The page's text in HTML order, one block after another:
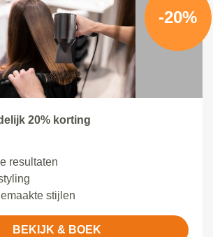
-20%
20% korting
resultaten
stijlen
BEKIJK & BOEK